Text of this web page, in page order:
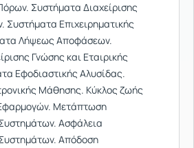
Συστήματα Διαχείρισης
Συστήματα Επιχειρηματικής
Λήψεως Αποφάσεων.
Γνώσης και Εταιρικής
Εφοδιαστικής Αλυσίδας.
Μάθησης. Κύκλος ζωής
Μετάπτωση
Ασφάλεια
Απόδοση